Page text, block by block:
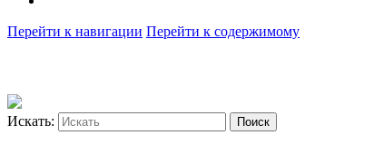
Перейти к навигации Перейти к содержимому
Искать: